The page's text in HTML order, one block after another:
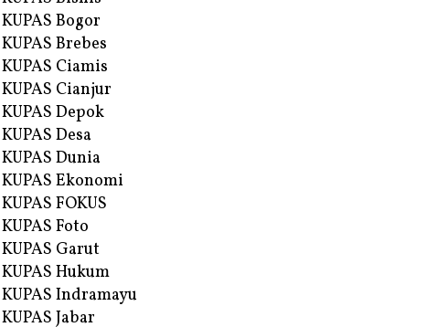
KUPAS Bogor
KUPAS Brebes
KUPAS Ciamis
KUPAS Cianjur
KUPAS Depok
KUPAS Desa
KUPAS Dunia
KUPAS Ekonomi
KUPAS FOKUS
KUPAS Foto
KUPAS Garut
KUPAS Hukum
KUPAS Indramayu
KUPAS Jabar